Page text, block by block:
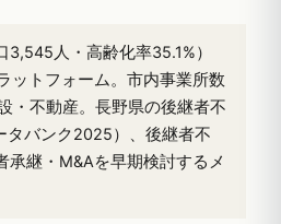
人・高齢化率35.1%）
ットフォーム。市内事業所数
・不動産。長野県の後継者不
タバンク2025）、後継者不
承継・M&Aを早期検討するメ